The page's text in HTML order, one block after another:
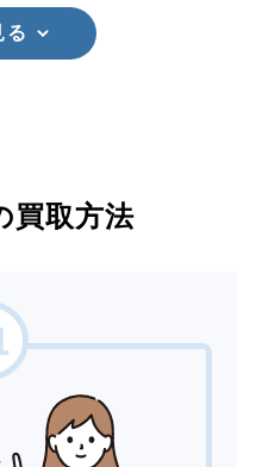
る
買取方法